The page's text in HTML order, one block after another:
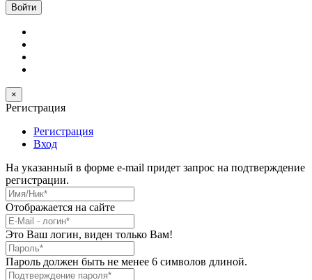
×
Регистрация
Регистрация
Вход
На указанный в форме e-mail придет запрос на подтверждение
регистрации.
Имя/Ник
Отображается на сайте
E-Mail *
Это Ваш логин, виден только Вам!
Пароль*
Пароль должен быть не менее 6 символов длиной.
Подтверждение пароля